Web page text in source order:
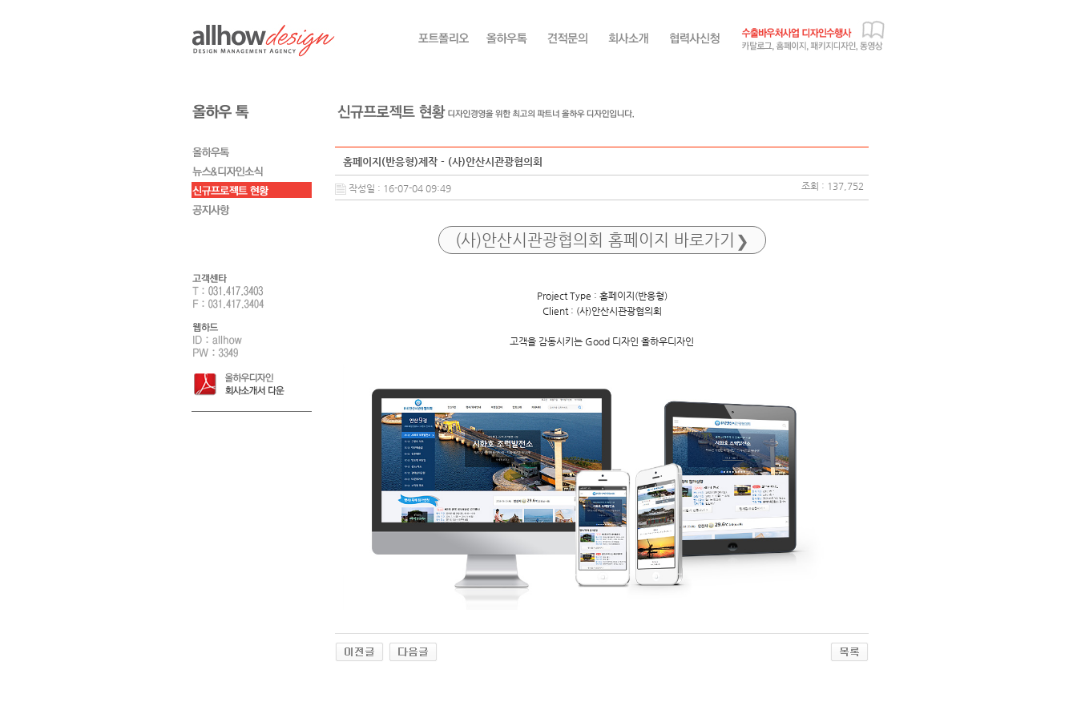
홈페이지(반응형)제작 - (사)안산시관광협의회
작성일 : 16-07-04 09:49 조회 : 137,752
(사)안산시관광협의회 홈페이지 바로가기
Project Type : 홈페이지(반응형)
Client : (사)안산시관광협의회
고객을 감동시키는 Good 디자인 올하우디자인